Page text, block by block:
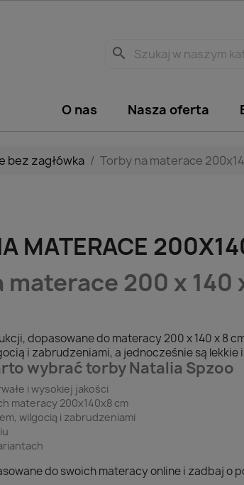
search
O nas Nasza oferta
bez zagłówka Torby na materace
MATERACE
materace 200 x 140
dopasowane do materacy 200 x 140 x 8
i zabrudzeniami, a jednocześnie są lekkie
wybrać torby Natalia Spzoo
i wysokiej jakości
materacy 200x140x8 cm
wilgocią i zabrudzeniami
do swoich materacy online i zadbaj o